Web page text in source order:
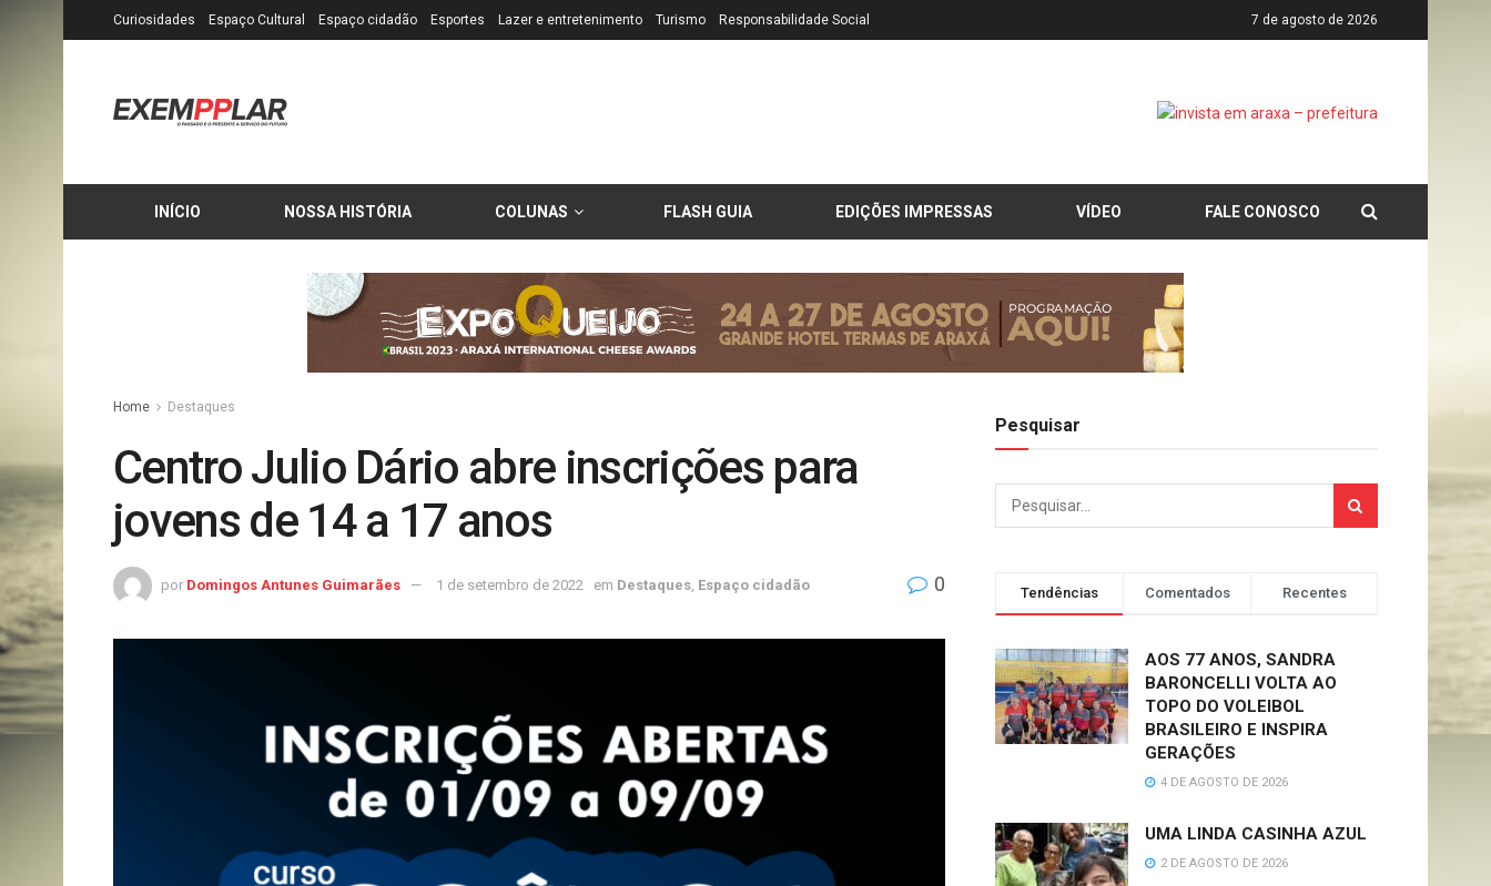
Curiosidades Espaço Cultural Espaço cidadão Esportes Lazer e entretenimento Turismo Responsabilidade Social 7 de agosto de 2026
INÍCIO NOSSA HISTÓRIA COLUNAS FLASH GUIA EDIÇÕES IMPRESSAS VÍDEO FALE CONOSCO
Home Destaques
Centro Julio Dário abre inscrições para
jovens de 14 a 17 anos
por Domingos Antunes Guimarães 1 de setembro de 2022 em Destaques Espaço cidadão 0
Pesquisar
Tendências Comentados Recentes
AOS 77 ANOS, SANDRA
BARONCELLI VOLTA AO
TOPO DO VOLEIBOL
BRASILEIRO E INSPIRA
GERAÇÕES
4 DE AGOSTO DE 2026
UMA LINDA CASINHA AZUL
2 DE AGOSTO DE 2026